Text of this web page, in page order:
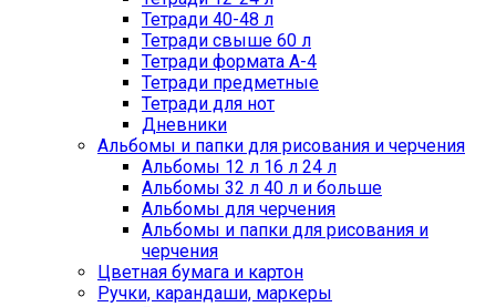
Тетради 40-48 л
Тетради свыше 60 л
Тетради формата А-4
Тетради предметные
Тетради для нот
Дневники
Альбомы и папки для рисования и черчения
Альбомы 12 л 16 л 24 л
Альбомы 32 л 40 л и больше
Альбомы для черчения
Альбомы и папки для рисования и
черчения
Цветная бумага и картон
Ручки, карандаши, маркеры